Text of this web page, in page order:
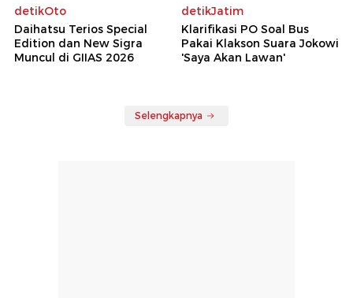
detikOto
Daihatsu Terios Special
Edition dan New Sigra
Muncul di GIIAS 2026
detikJatim
Klarifikasi PO Soal Bus
Pakai Klakson Suara Jokowi
'Saya Akan Lawan'
Selengkapnya